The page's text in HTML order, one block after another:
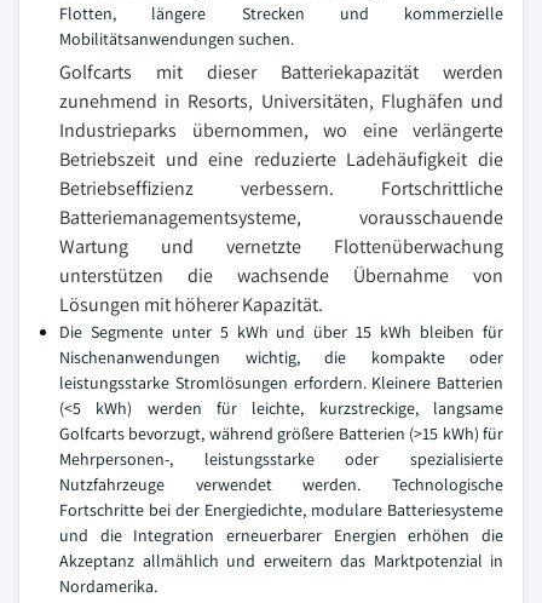
Flotten, längere Strecken und kommerzielle
Mobilitätsanwendungen suchen.
Golfcarts mit dieser Batteriekapazität werden
zunehmend in Resorts, Universitäten, Flughäfen und
Industrieparks übernommen, wo eine verlängerte
Betriebszeit und eine reduzierte Ladehäufigkeit die
Betriebseffizienz verbessern. Fortschrittliche
Batteriemanagementsysteme, vorausschauende
Wartung und vernetzte Flottenüberwachung
unterstützen die wachsende Übernahme von
Lösungen mit höherer Kapazität.
Die Segmente unter 5 kWh und über 15 kWh bleiben für
Nischenanwendungen wichtig, die kompakte oder
leistungsstarke Stromlösungen erfordern. Kleinere Batterien
(<5 kWh) werden für leichte, kurzstreckige, langsame
Golfcarts bevorzugt, während größere Batterien (>15 kWh) für
Mehrpersonen-, leistungsstarke oder spezialisierte
Nutzfahrzeuge verwendet werden. Technologische
Fortschritte bei der Energiedichte, modulare Batteriesysteme
und die Integration erneuerbarer Energien erhöhen die
Akzeptanz allmählich und erweitern das Marktpotenzial in
Nordamerika.